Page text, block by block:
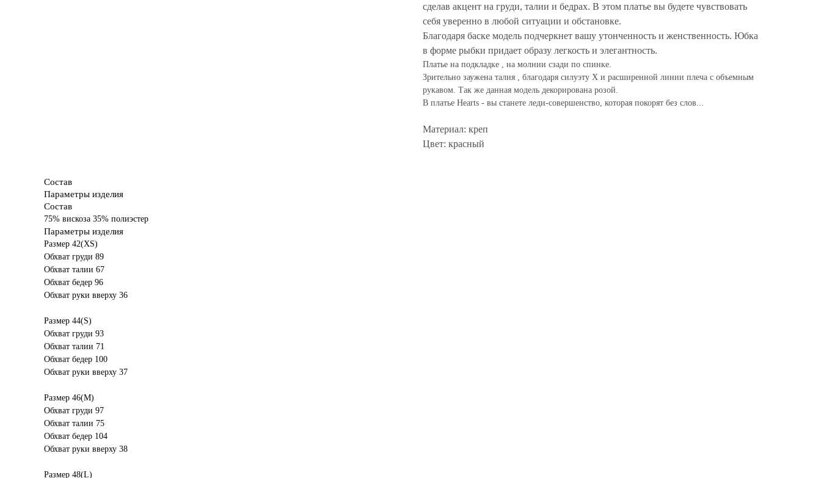
сделав акцент на груди, талии и бедрах. В этом платье вы будете чувствовать
себя уверенно в любой ситуации и обстановке.
Благодаря баске модель подчеркнет вашу утонченность и женственность. Юбка
в форме рыбки придает образу легкость и элегантность.
Платье на подкладке , на молнии сзади по спинке.
Зрительно заужена талия , благодаря силуэту Х и расширенной линии плеча с объемным
рукавом. Так же данная модель декорирована розой.
В платье Hearts - вы станете леди-совершенство, которая покорят без слов...
Материал: креп
Цвет: красный
Состав
Параметры изделия
Состав
75% вискоза 35% полиэстер
Параметры изделия
Размер 42(XS)
Обхват груди 89
Обхват талии 67
Обхват бедер 96
Обхват руки вверху 36
Размер 44(S)
Обхват груди 93
Обхват талии 71
Обхват бедер 100
Обхват руки вверху 37
Размер 46(M)
Обхват груди 97
Обхват талии 75
Обхват бедер 104
Обхват руки вверху 38
Размер 48(L)